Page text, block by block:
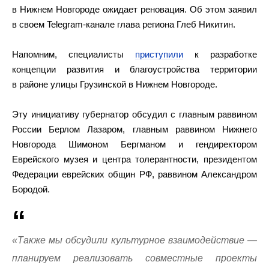
в Нижнем Новгороде ожидает реновация. Об этом заявил
в своем Telegram-канале глава региона Глеб Никитин.
Напомним, специалисты приступили к разработке
концепции развития и благоустройства территории
в районе улицы Грузинской в Нижнем Новгороде.
Эту инициативу губернатор обсудил с главным раввином
России Берлом Лазаром, главным раввином Нижнего
Новгорода Шимоном Бергманом и гендиректором
Еврейского музея и центра толерантности, президентом
Федерации еврейских общин РФ, раввином Александром
Бородой.
«Также мы обсудили культурное взаимодействие —
планируем реализовать совместные проекты